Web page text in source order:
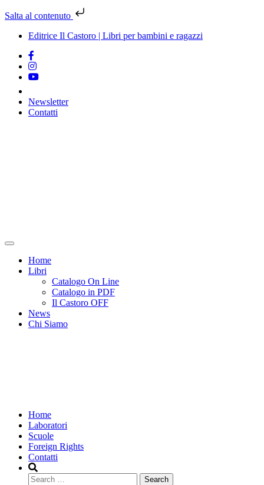
Salta al contenuto
Editrice Il Castoro | Libri per bambini e ragazzi
Newsletter
Contatti
Home
Libri
Catalogo On Line
Catalogo in PDF
Il Castoro OFF
News
Chi Siamo
Home
Laboratori
Scuole
Foreign Rights
Contatti
Search